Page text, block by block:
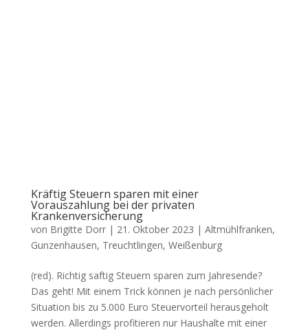
Kräftig Steuern sparen mit einer
Vorauszahlung bei der privaten
Krankenversicherung
von Brigitte Dorr| 21. Oktober 2023 | Altmühlfranken,
Gunzenhausen, Treuchtlingen, Weißenburg
(red). Rich­tig saf­tig Steu­ern spa­ren zum Jah­res­en­de?
Das geht! Mit einem Trick kön­nen je nach per­sön­li­cher
Situa­ti­on bis zu 5.000 Euro Steu­er­vor­teil her­aus­ge­holt
wer­den. Aller­dings pro­fi­tie­ren nur Haus­hal­te mit einer